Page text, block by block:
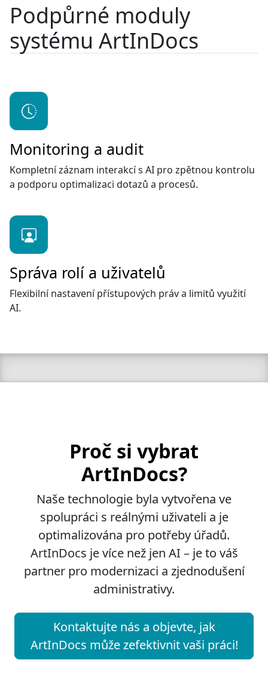
Podpůrné moduly
systému ArtInDocs
Monitoring a audit
Kompletní záznam interakcí s AI pro zpětnou kontrolu
a podporu optimalizaci dotazů a procesů.
Správa rolí a uživatelů
Flexibilní nastavení přístupových práv a limitů využití
AI.
Proč si vybrat
ArtInDocs?
Naše technologie byla vytvořena ve
spolupráci s reálnými uživateli a je
optimalizována pro potřeby úřadů.
ArtInDocs je více než jen AI – je to váš
partner pro modernizaci a zjednodušení
administrativy.
Kontaktujte nás a objevte, jak
ArtInDocs může zefektivnit vaši práci!